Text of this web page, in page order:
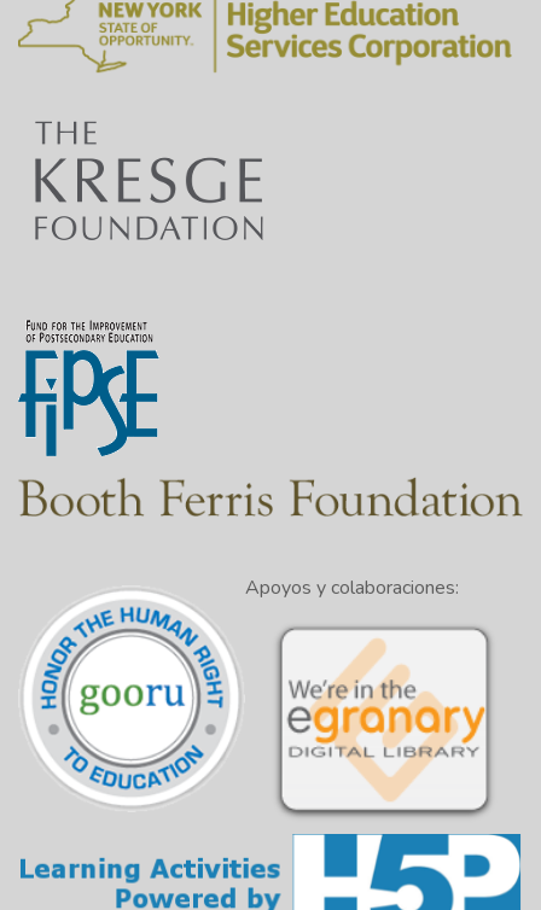
Apoyos y colaboraciones: